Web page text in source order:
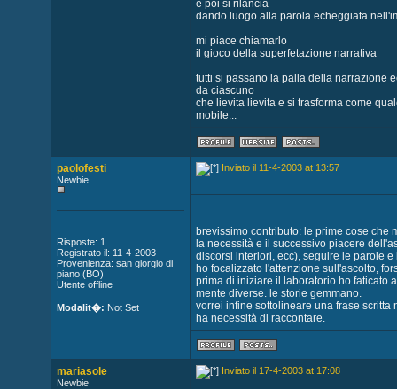
e poi si rilancia
dando luogo alla parola echeggiata
mi piace chiamarlo
il gioco della superfetazione narrativa
tutti si passano la palla della narrazione
da ciascuno
che lievita lievita e si trasforma come
mobile...
paolofesti
Newbie
Risposte: 1
Registrato il: 11-4-2003
Provenienza: san giorgio di
piano (BO)
Utente offline
Modalit�: Not Set
Inviato il 11-4-2003 at 13:57
brevissimo contributo: le prime cose che
la necessità e il successivo piacere
discorsi interiori, ecc), seguire le parole e
ho focalizzato l'attenzione sull'ascolto,
prima di iniziare il laboratorio ho faticato
mente diverse. le storie gemmano.
vorrei infine sottolineare una frase
ha necessità di raccontare.
mariasole
Newbie
Inviato il 17-4-2003 at 17:08